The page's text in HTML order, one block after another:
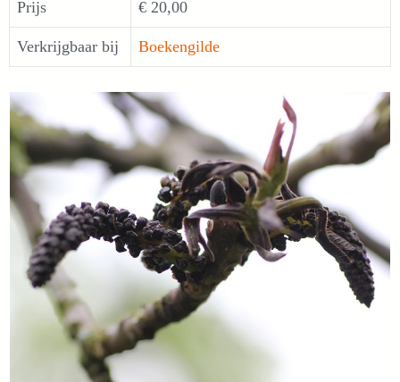
Prijs € 20,00
Verkrijgbaar bij Boekengilde